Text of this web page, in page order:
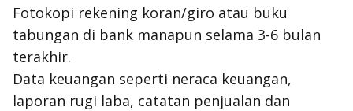
Fotokopi rekening koran/giro atau buku
tabungan di bank manapun selama 3-6 bulan
terakhir.
Data keuangan seperti neraca keuangan,
laporan rugi laba, catatan penjualan dan